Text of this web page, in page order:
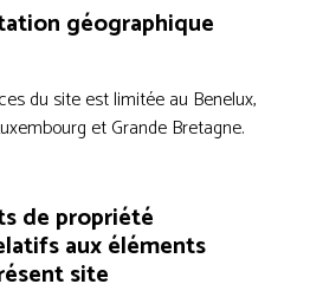
géographique
du site est limitée au Benelux,
et Grande Bretagne.
de propriété
aux éléments
site